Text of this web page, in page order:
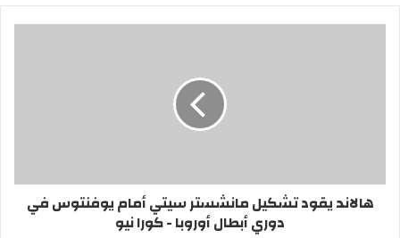
هالاند يقود تشكيل مانشستر سيتي أمام يوفنتوس في
دوري أبطال أوروبا - كورا نيو